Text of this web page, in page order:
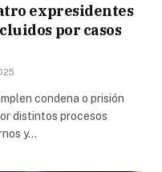
expresidentes
por casos
condena o prisión
distintos procesos
y…